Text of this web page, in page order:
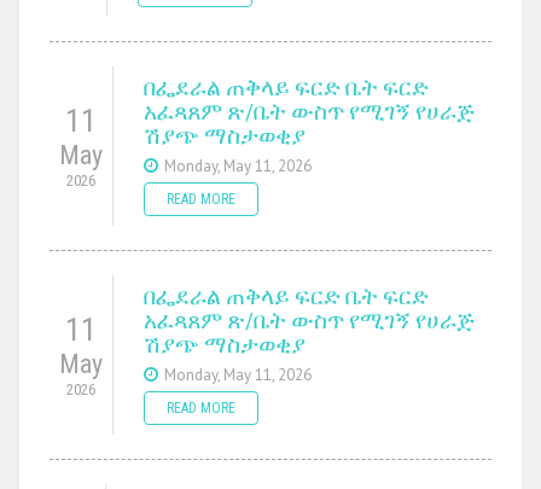
11
May
2026
በፌደራል ጠቅላይ ፍርድ ቤት ፍርድ
አፈጻጸም ጽ/ቤት ውስጥ የሚገኝ የሀራጅ
ሽያጭ ማስታወቂያ
Monday, May 11, 2026
READ MORE
11
May
2026
በፌደራል ጠቅላይ ፍርድ ቤት ፍርድ
አፈጻጸም ጽ/ቤት ውስጥ የሚገኝ የሀራጅ
ሽያጭ ማስታወቂያ
Monday, May 11, 2026
READ MORE